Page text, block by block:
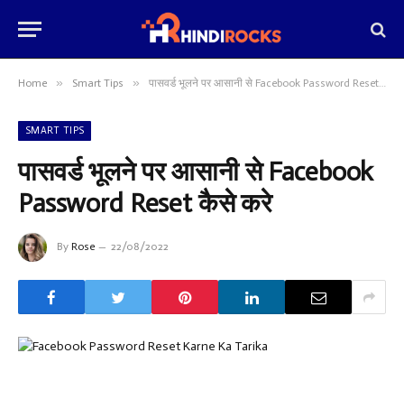
Home » Smart Tips » पासवर्ड भूलने पर आसानी से Facebook Password Reset कैसे करे
SMART TIPS
पासवर्ड भूलने पर आसानी से Facebook
Password Reset कैसे करे
By Rose 22/08/2022